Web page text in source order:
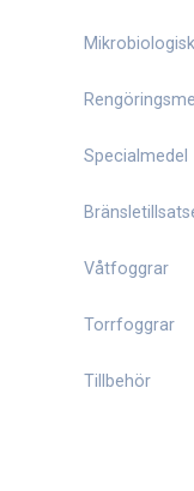
Specialmedel
Våtfoggrar
Torrfoggrar
Tillbehör